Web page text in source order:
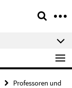
Professoren und